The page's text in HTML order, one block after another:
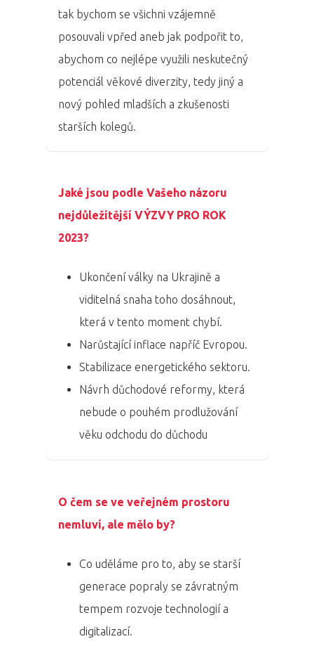
tak bychom se všichni vzájemně
posouvali vpřed aneb jak podpořit to,
abychom co nejlépe využili neskutečný
potenciál věkové diverzity, tedy jiný a
nový pohled mladších a zkušenosti
starších kolegů.
Jaké jsou podle Vašeho názoru
nejdůležitější VÝZVY PRO ROK
2023?
Ukončení války na Ukrajině a
viditelná snaha toho dosáhnout,
která v tento moment chybí.
Narůstající inflace napříč Evropou.
Stabilizace energetického sektoru.
Návrh důchodové reformy, která
nebude o pouhém prodlužování
věku odchodu do důchodu
O čem se ve veřejném prostoru
nemluví, ale mělo by?
Co uděláme pro to, aby se starší
generace popraly se závratným
tempem rozvoje technologií a
digitalizací.
Program 26.3.
Program 27.3.
Osobnosti
Partneři